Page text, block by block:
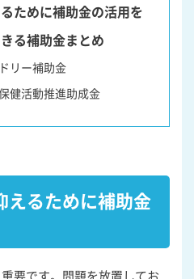
ために補助金の活用を
る補助金まとめ
リー補助金
健活動推進助成金
えるために補助金
要です。問題を放置してお